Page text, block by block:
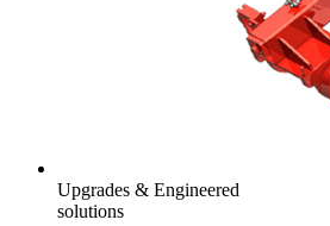
Upgrades & Engineered
solutions